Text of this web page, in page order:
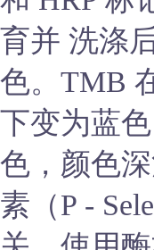
育并 洗涤
色。TMB
下变为蓝
色，颜色
素（P -